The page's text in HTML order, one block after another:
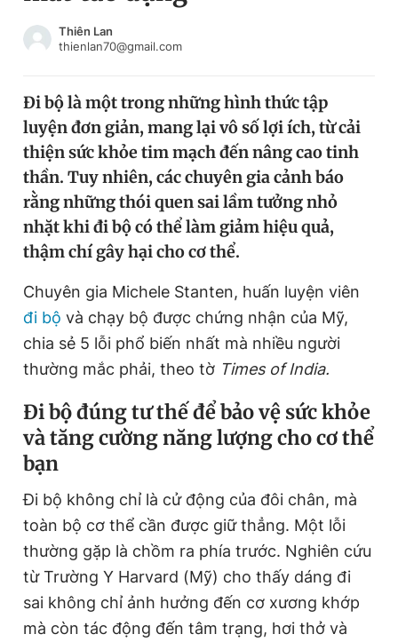
Chào ngày mới
Video Magazine
Sản phẩm khác
Tiện ích Bạn cần biết
Thông tin tòa soạn Liên hệ quảng cáo
Đọc Thanh Niên trên điện thoại
Theo dõi báo trên
0906 645 777
Liên hệ quảng cáo
0908 780 404
Thiên Lan
thienlan70@gmail.com
Đi bộ là một trong những hình thức tập
luyện đơn giản, mang lại vô số lợi ích, từ cải
thiện sức khỏe tim mạch đến nâng cao tinh
thần. Tuy nhiên, các chuyên gia cảnh báo
rằng những thói quen sai lầm tưởng nhỏ
nhặt khi đi bộ có thể làm giảm hiệu quả,
thậm chí gây hại cho cơ thể.
Chuyên gia Michele Stanten, huấn luyện viên
đi bộ và chạy bộ được chứng nhận của Mỹ,
chia sẻ 5 lỗi phổ biến nhất mà nhiều người
thường mắc phải, theo tờ Times of India.
Đi bộ đúng tư thế để bảo vệ sức khỏe
và tăng cường năng lượng cho cơ thể
bạn
Đi bộ không chỉ là cử động của đôi chân, mà
toàn bộ cơ thể cần được giữ thẳng. Một lỗi
thường gặp là chồm ra phía trước. Nghiên cứu
từ Trường Y Harvard (Mỹ) cho thấy dáng đi
sai không chỉ ảnh hưởng đến cơ xương khớp
mà còn tác động đến tâm trạng, hơi thở và